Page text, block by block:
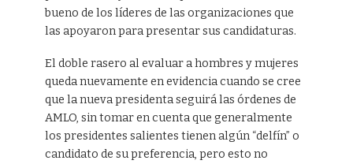
bueno de los líderes de las organizaciones que
las apoyaron para presentar sus candidaturas.
El doble rasero al evaluar a hombres y mujeres
queda nuevamente en evidencia cuando se cree
que la nueva presidenta seguirá las órdenes de
AMLO, sin tomar en cuenta que generalmente
los presidentes salientes tienen algún “delfín” o
candidato de su preferencia, pero esto no